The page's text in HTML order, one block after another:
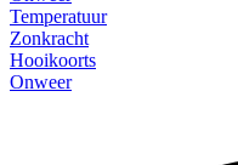
Temperatuur
Zonkracht
Hooikoorts
Onweer